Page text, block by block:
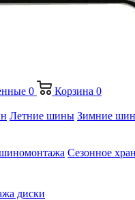
0 Корзина 0
Летние шины Зимние
Сезонное
диски